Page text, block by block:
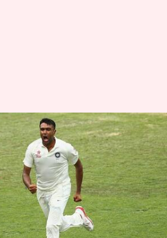
अश्विन बने टेस्ट
बल्लेबाजों में
फायदा
2024 01:53 pm